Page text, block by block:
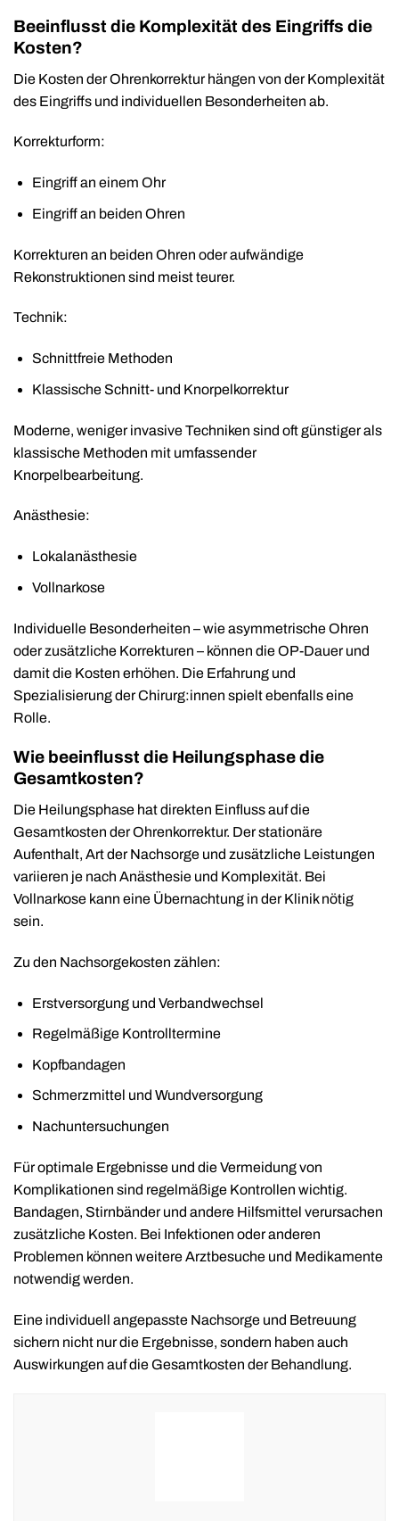
Beeinflusst die Komplexität des Eingriffs die
Kosten?
Die Kosten der Ohrenkorrektur hängen von der Komplexität
des Eingriffs und individuellen Besonderheiten ab.
Korrekturform:
Eingriff an einem Ohr
Eingriff an beiden Ohren
Korrekturen an beiden Ohren oder aufwändige
Rekonstruktionen sind meist teurer.
Technik:
Schnittfreie Methoden
Klassische Schnitt- und Knorpelkorrektur
Moderne, weniger invasive Techniken sind oft günstiger als
klassische Methoden mit umfassender
Knorpelbearbeitung.
Anästhesie:
Lokalanästhesie
Vollnarkose
Individuelle Besonderheiten – wie asymmetrische Ohren
oder zusätzliche Korrekturen – können die OP-Dauer und
damit die Kosten erhöhen. Die Erfahrung und
Spezialisierung der Chirurg:innen spielt ebenfalls eine
Rolle.
Wie beeinflusst die Heilungsphase die
Gesamtkosten?
Die Heilungsphase hat direkten Einfluss auf die
Gesamtkosten der Ohrenkorrektur. Der stationäre
Aufenthalt, Art der Nachsorge und zusätzliche Leistungen
variieren je nach Anästhesie und Komplexität. Bei
Vollnarkose kann eine Übernachtung in der Klinik nötig
sein.
Zu den Nachsorgekosten zählen:
Erstversorgung und Verbandwechsel
Regelmäßige Kontrolltermine
Kopfbandagen
Schmerzmittel und Wundversorgung
Nachuntersuchungen
Für optimale Ergebnisse und die Vermeidung von
Komplikationen sind regelmäßige Kontrollen wichtig.
Bandagen, Stirnbänder und andere Hilfsmittel verursachen
zusätzliche Kosten. Bei Infektionen oder anderen
Problemen können weitere Arztbesuche und Medikamente
notwendig werden.
Eine individuell angepasste Nachsorge und Betreuung
sichern nicht nur die Ergebnisse, sondern haben auch
Auswirkungen auf die Gesamtkosten der Behandlung.